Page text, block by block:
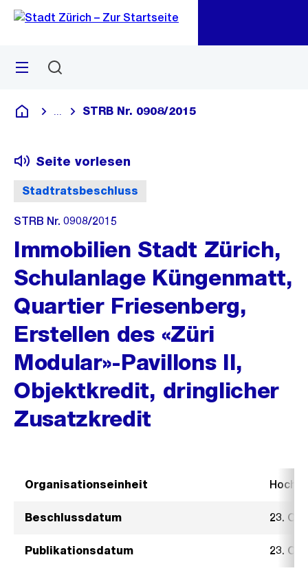
Navigation
Sprunglink
Menü
Deutsch
Blende alle Breadcrumbs ein
STRB Nr. 0908/2015
Stadtratsbeschluss
Seite vorlesen
STRB Nr. 0908/2015
Immobilien Stadt Zürich,
Schulanlage Küngenmatt,
Quartier Friesenberg,
Erstellen des «Züri
Modular»-Pavillons II,
Objektkredit, dringlicher
Zusatzkredit
Organisationseinheit
Beschlussdatum 23.
Publikationsdatum 23.